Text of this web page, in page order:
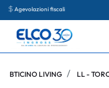
Agevolazioni fiscali
BTICINO LIVING LL -